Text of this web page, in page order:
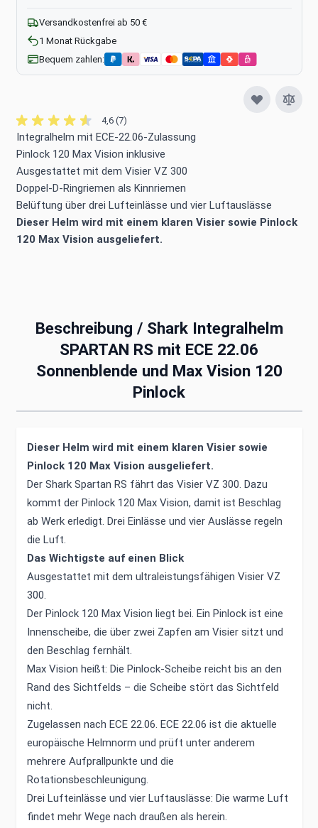
4,6 (7)
Integralhelm mit ECE-22.06-Zulassung
Pinlock 120 Max Vision inklusive
Ausgestattet mit dem Visier VZ 300
Doppel-D-Ringriemen als Kinnriemen
Belüftung über drei Lufteinlässe und vier Luftauslässe
Dieser Helm wird mit einem klaren Visier sowie Pinlock
120 Max Vision ausgeliefert.
Versandkostenfrei ab 50 €
1 Monat Rückgabe
Bequem zahlen:
Beschreibung / Shark Integralhelm
SPARTAN RS mit ECE 22.06
Sonnenblende und Max Vision 120
Pinlock
Dieser Helm wird mit einem klaren Visier sowie
Pinlock 120 Max Vision ausgeliefert.
Der Shark Spartan RS fährt das Visier VZ 300. Dazu
kommt der Pinlock 120 Max Vision, damit ist Beschlag
ab Werk erledigt. Drei Einlässe und vier Auslässe regeln
die Luft.
Das Wichtigste auf einen Blick
Ausgestattet mit dem ultraleistungsfähigen Visier VZ
300.
Der Pinlock 120 Max Vision liegt bei. Ein Pinlock ist eine
Innenscheibe, die über zwei Zapfen am Visier sitzt und
den Beschlag fernhält.
Max Vision heißt: Die Pinlock-Scheibe reicht bis an den
Rand des Sichtfelds – die Scheibe stört das Sichtfeld
nicht.
Zugelassen nach ECE 22.06. ECE 22.06 ist die aktuelle
europäische Helmnorm und prüft unter anderem
mehrere Aufprallpunkte und die
Rotationsbeschleunigung.
Drei Lufteinlässe und vier Luftauslässe: Die warme Luft
findet mehr Wege nach draußen als herein.